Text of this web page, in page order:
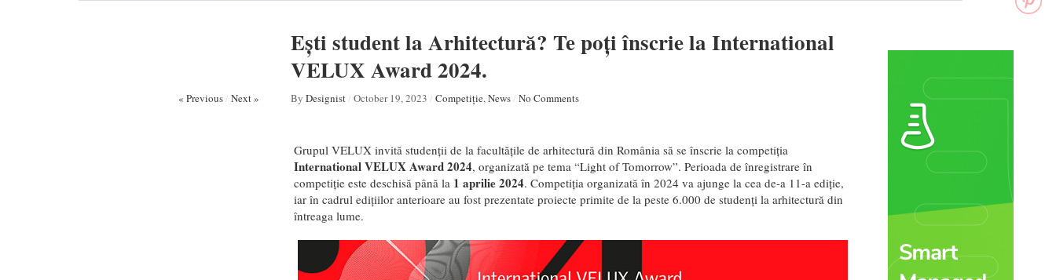
Ești student la Arhitectură? Te poți înscrie la International
VELUX Award 2024.
« Previous/ Next » By Designist/ October 19, 2023 / Competiție,News/ No Comments
Grupul VELUX invită studenții de la facultățile de arhitectură din România să se înscrie la competiția
International VELUX Award 2024, organizată pe tema “Light of Tomorrow”. Perioada de înregistrare în
competiție este deschisă până la 1 aprilie 2024. Competiția organizată în 2024 va ajunge la cea de-a 11-a ediție,
iar în cadrul edițiilor anterioare au fost prezentate proiecte primite de la peste 6.000 de studenți la arhitectură din
întreaga lume.